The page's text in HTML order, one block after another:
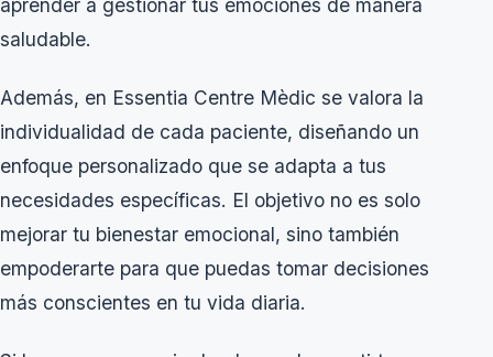
aprender a gestionar tus emociones de manera
saludable.
Además, en Essentia Centre Mèdic se valora la
individualidad de cada paciente, diseñando un
enfoque personalizado que se adapta a tus
necesidades específicas. El objetivo no es solo
mejorar tu bienestar emocional, sino también
empoderarte para que puedas tomar decisiones
más conscientes en tu vida diaria.